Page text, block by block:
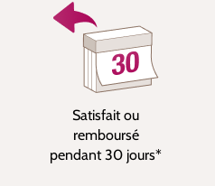
Satisfait ou
remboursé
pendant 30 jours*